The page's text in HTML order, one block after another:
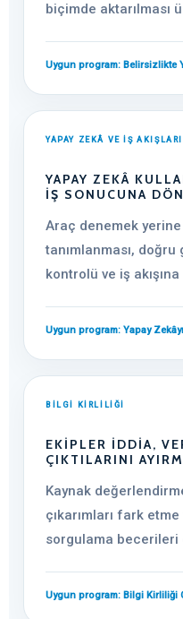
biçimde aktarılması
Uygun program: Belirsizlikte
YAPAY ZEKÂ VE İŞ AKIŞLARI
YAPAY ZEKÂ
IŞ SONUCUNA
Araç denemek
tanımlanması, doğru
kontrolü ve iş
Uygun program: Yapay
BİLGİ KİRLİLİĞİ
EKIPLER IDDIA,
ÇIKTILARINI
Kaynak
çıkarımları fark
sorgulama becerileri
Uygun program: Bilgi Kirliliği